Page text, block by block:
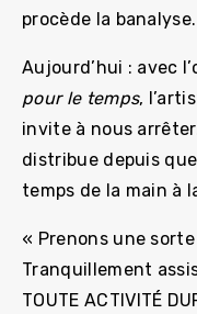
procède la banalyse.
Aujourd’hui : avec
pour le temps,
invite à nous
distribue depuis
temps de la main à
« Prenons une
Tranquillement
TOUTE ACTIVITÉ